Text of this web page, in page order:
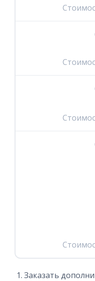
Заказать